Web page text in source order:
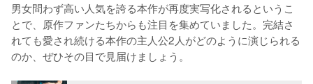
男女問わず高い人気を誇る本作が再度実写化されるというこ
とで、原作ファンたちからも注目を集めていました。完結さ
れても愛され続ける本作の主人公2人がどのように演じられる
のか、ぜひその目で見届けましょう。